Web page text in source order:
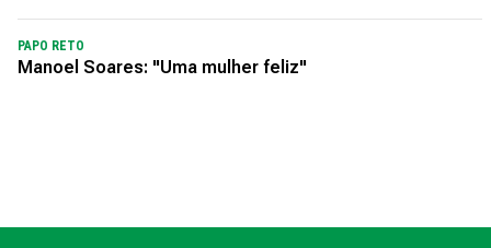
PAPO RETO
Manoel Soares: "Uma mulher feliz"